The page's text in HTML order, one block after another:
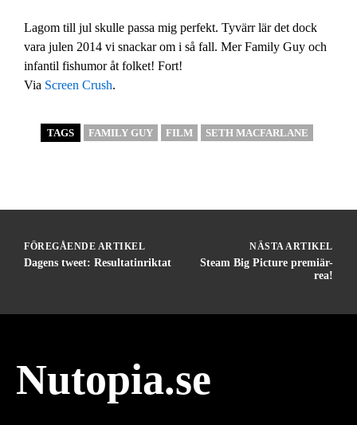
Lagom till jul skulle passa mig perfekt. Tyvärr lär det dock
vara julen 2014 vi snackar om i så fall. Mer Family Guy och
infantil fishumor åt folket! Fort!
Via Screen Crush.
TAGS FAMILY GUY FILM SETH MACFARLANE
FÖREGÅENDE ARTIKEL
Dagens tweet: Resultatinriktat
NÄSTA ARTIKEL
Steam Big Picture premiär-
rea!
Nutopia.se